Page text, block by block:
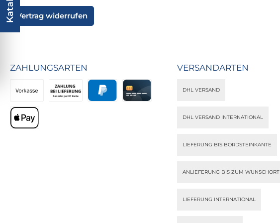
Vertrag widerrufen
ZAHLUNGSARTEN
Vorkasse
VERSANDARTEN
DHL VERSAND
DHL VERSAND INTERNATIONAL
LIEFERUNG BIS BORDSTEINKANTE
ANLIEFERUNG BIS ZUM WUNSCHORT
LIEFERUNG INTERNATIONAL